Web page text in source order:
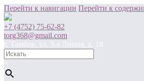
Перейти к навигации Перейти к
+7 (4752) 75-62-82
torg368@gmail.com
г. Тамбов, ул. 3-я Линия, д. 18
×